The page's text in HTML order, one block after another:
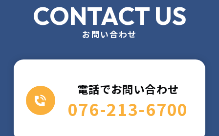
CONTACT US
お問い合わせ
電話でお問い合わせ
076-213-6700